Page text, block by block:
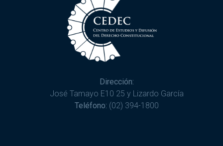
Dirección:
José Tamayo E10 25 y Lizardo García
Teléfono: (02) 394-1800